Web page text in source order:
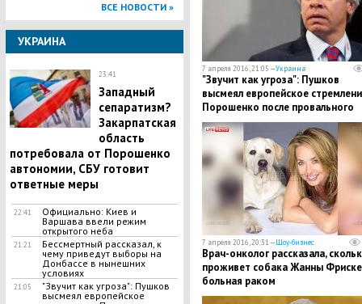
ВСЕ НОВОСТИ »
УКРАИНА
23:41
Западный
сепаратизм?
Закарпатская
область
потребовала от Порошенко
автономии, СБУ готовит
ответные меры
22:41
Официально: Киев и
Варшава ввели режим
открытого неба
21:21
Бессмертный рассказал, к
чему приведут выборы на
Донбассе в нынешних
условиях
21:05
"Звучит как угроза": Пушков
высмеял европейское
7 апреля 2016, 21:05 —Украина
"Звучит как угроза": Пушков
высмеял европейское
Порошенко после провального
референдума в Голландии
7 апреля 2016, 20:31 —Шоу-бизнес
Врач-онколог рассказала,
проживет собака Жанны
больная раком